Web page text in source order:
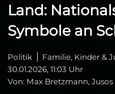
Land:
Symbole an
Politik
Familie, Kinder &
30.01.2026, 11:03 Uhr
Von: Max Bretzmann,